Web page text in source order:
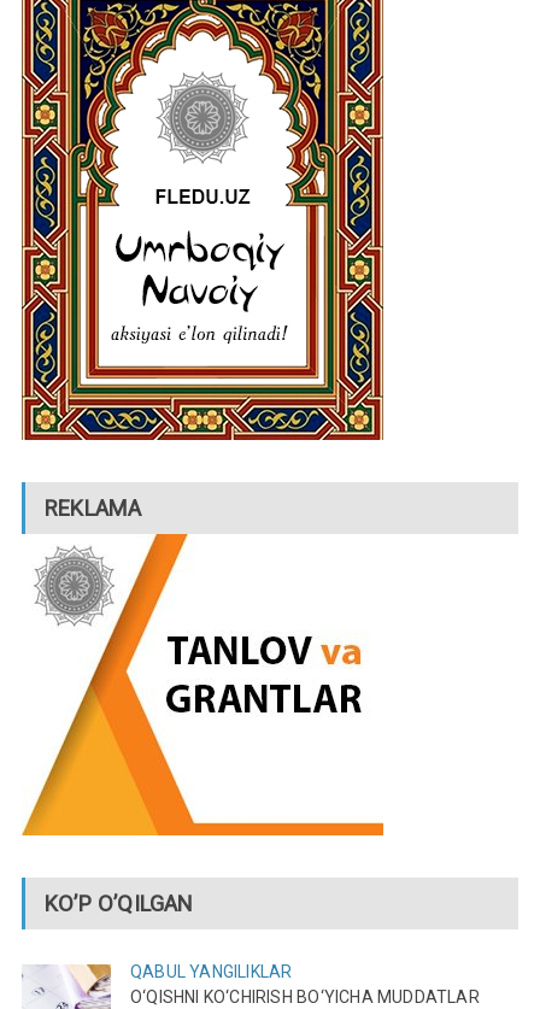
REKLAMA
KO’P O’QILGAN
QABUL YANGILIKLAR
O‘QISHNI KO‘CHIRISH BO‘YICHA MUDDATLAR